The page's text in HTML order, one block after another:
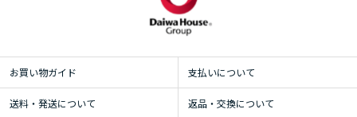
お買い物ガイド 支払いについて
送料・発送について 返品・交換について